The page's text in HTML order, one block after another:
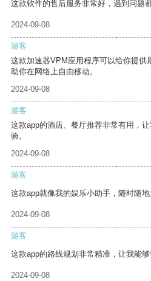
这款软件的售后服务非常好，遇到问题
2024-09-08
游客
这款加速器VPM应用程序可以给你提供
助你在网络上自由移动。
2024-09-08
游客
这款app的酒店、餐厅推荐非常有用，
验。
2024-09-08
游客
这款app就像我的娱乐小助手，随时随地
2024-09-08
游客
这款app的路线规划非常精准，让我能够
2024-09-08